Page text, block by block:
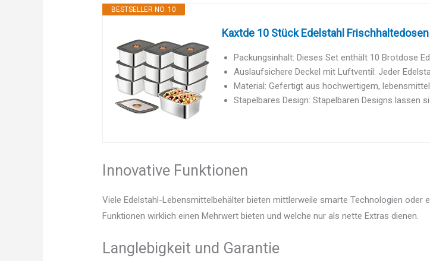
BESTSELLER NO. 10
Kaxtde 10 Stück Edelstahl
Packungsinhalt: Dieses Set enthält 10 Brotdose
Auslaufsichere Deckel mit Luftventil: Jeder
Material: Gefertigt aus hochwertigem,
Stapelbares Design: Stapelbaren Designs lassen
Innovative Funktionen
Viele Edelstahl-Lebensmittelbehälter bieten mittlerweile smarte Technologien oder
Funktionen wirklich einen Mehrwert bieten und welche nur als nette Extras dienen.
Langlebigkeit und Garantie